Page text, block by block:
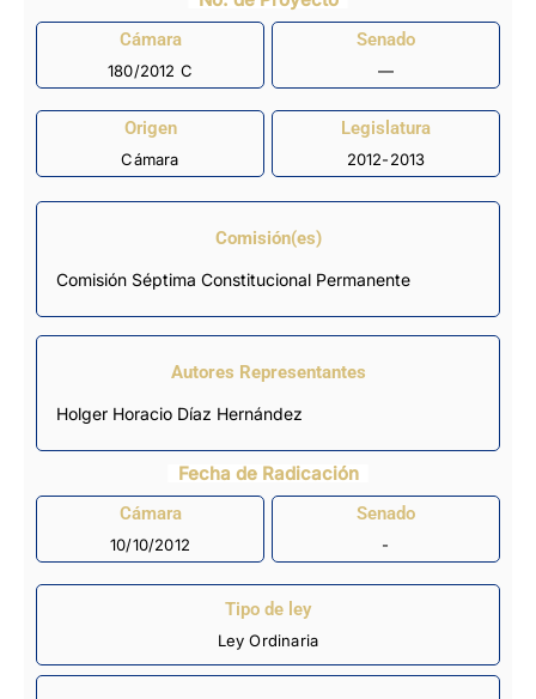
Cámara
180/2012 C
Senado
—
Origen
Cámara
Legislatura
2012-2013
Comisión(es)
Comisión Séptima Constitucional Permanente
Autores Representantes
Holger Horacio Díaz Hernández
Fecha de Radicación
Cámara
10/10/2012
Senado
-
Tipo de ley
Ley Ordinaria